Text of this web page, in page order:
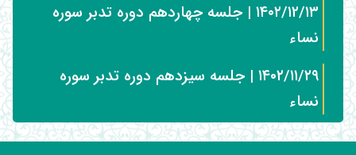
۱۴۰۲/۱۲/۱۳ | جلسه چهاردهم دوره تدبر سوره
نساء
۱۴۰۲/۱۱/۲۹ | جلسه سیزدهم دوره تدبر سوره
نساء